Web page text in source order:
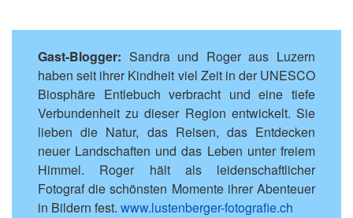
Gast-Blogger: Sandra und Roger aus Luzern
haben seit ihrer Kindheit viel Zeit in der UNESCO
Biosphäre Entlebuch verbracht und eine tiefe
Verbundenheit zu dieser Region entwickelt. Sie
lieben die Natur, das Reisen, das Entdecken
neuer Landschaften und das Leben unter freiem
Himmel. Roger hält als leidenschaftlicher
Fotograf die schönsten Momente ihrer Abenteuer
in Bildern fest.www.lustenberger-fotografie.ch